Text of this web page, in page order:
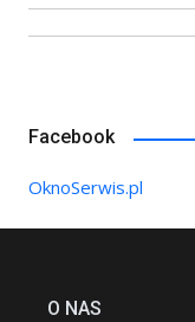
Facebook
OknoSerwis.pl
O NAS